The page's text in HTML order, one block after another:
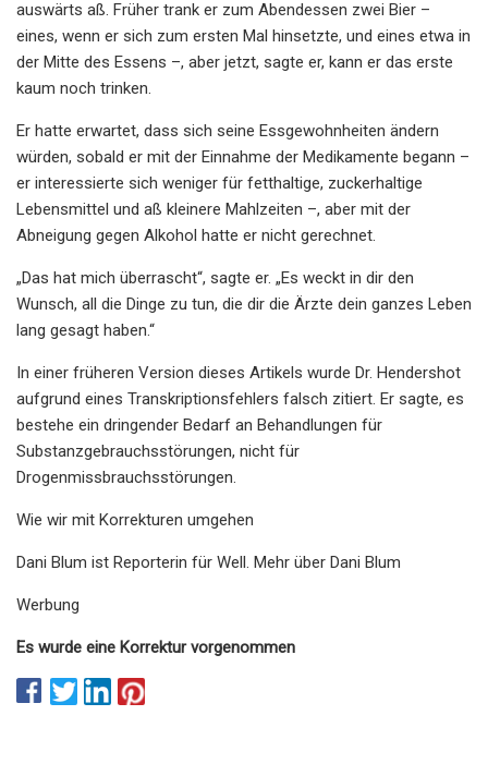
auswärts aß. Früher trank er zum Abendessen zwei Bier –
eines, wenn er sich zum ersten Mal hinsetzte, und eines etwa in
der Mitte des Essens –, aber jetzt, sagte er, kann er das erste
kaum noch trinken.
Er hatte erwartet, dass sich seine Essgewohnheiten ändern
würden, sobald er mit der Einnahme der Medikamente begann –
er interessierte sich weniger für fetthaltige, zuckerhaltige
Lebensmittel und aß kleinere Mahlzeiten –, aber mit der
Abneigung gegen Alkohol hatte er nicht gerechnet.
„Das hat mich überrascht“, sagte er. „Es weckt in dir den
Wunsch, all die Dinge zu tun, die dir die Ärzte dein ganzes Leben
lang gesagt haben.“
In einer früheren Version dieses Artikels wurde Dr. Hendershot
aufgrund eines Transkriptionsfehlers falsch zitiert. Er sagte, es
bestehe ein dringender Bedarf an Behandlungen für
Substanzgebrauchsstörungen, nicht für
Drogenmissbrauchsstörungen.
Wie wir mit Korrekturen umgehen
Dani Blum ist Reporterin für Well. Mehr über Dani Blum
Werbung
Es wurde eine Korrektur vorgenommen